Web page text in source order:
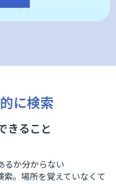
に検索
きること
るか分からない
。場所を覚えていなくて